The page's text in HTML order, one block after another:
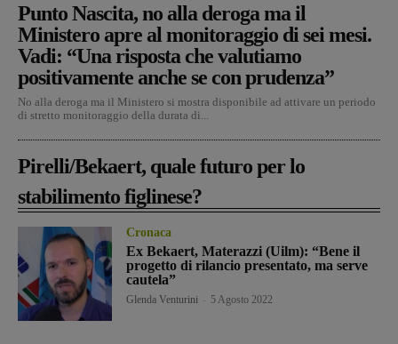
Punto Nascita, no alla deroga ma il
Ministero apre al monitoraggio di sei mesi.
Vadi: “Una risposta che valutiamo
positivamente anche se con prudenza”
No alla deroga ma il Ministero si mostra disponibile ad attivare un periodo
di stretto monitoraggio della durata di...
Pirelli/Bekaert, quale futuro per lo
stabilimento figlinese?
Cronaca
Ex Bekaert, Materazzi (Uilm): “Bene il
progetto di rilancio presentato, ma serve
cautela”
Glenda Venturini 5 Agosto 2022